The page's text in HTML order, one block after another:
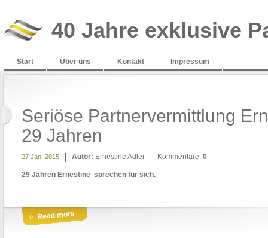
40 Jahre exklusive
Start Über uns Kontakt Impressum
Seriöse Partnervermittlung
29 Jahren
27 Jan. 2015 Autor: Ernestine Adler Kommentare: 0
29 Jahren Ernestine sprechen für sich.